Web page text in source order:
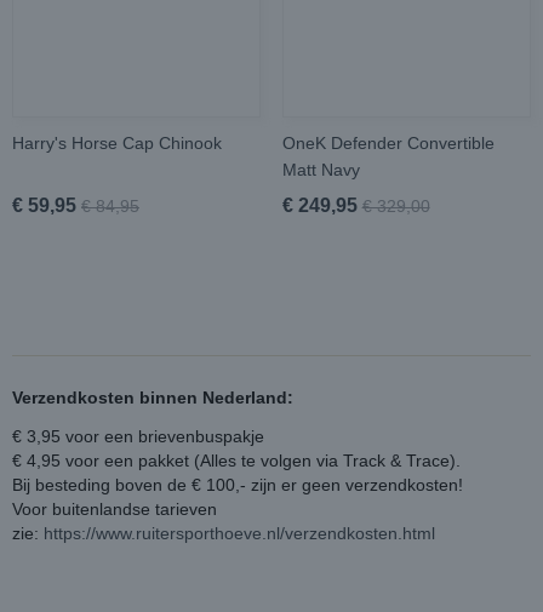
Harry's Horse Cap Chinook
€ 59,95 € 84,95
OneK Defender Convertible
Matt Navy
€ 249,95 € 329,00
Verzendkosten binnen Nederland:
€ 3,95 voor een brievenbuspakje
€ 4,95 voor een pakket (Alles te volgen via Track & Trace).
Bij besteding boven de € 100,- zijn er geen verzendkosten!
Voor buitenlandse tarieven
zie: https://www.ruitersporthoeve.nl/verzendkosten.html